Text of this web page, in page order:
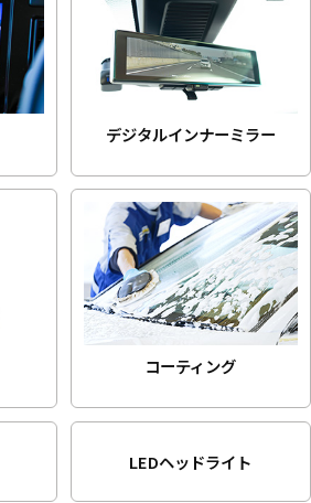
デジタルインナーミラー
コーティング
LEDヘッドライト